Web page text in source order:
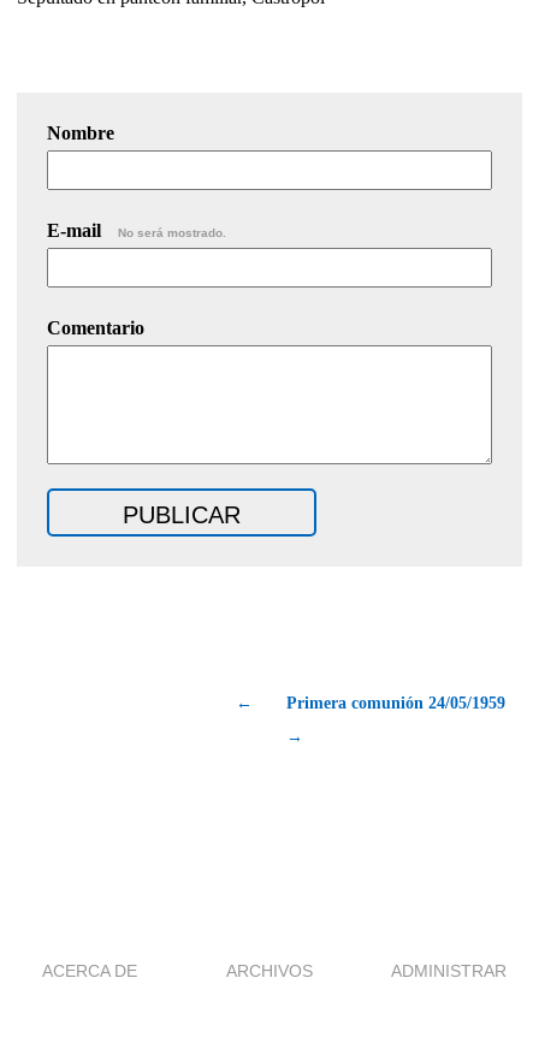
Nombre
E-mail No será mostrado.
Comentario
←
Primera comunión 24/05/1959
→
ACERCA DE ARCHIVOS ADMINISTRAR